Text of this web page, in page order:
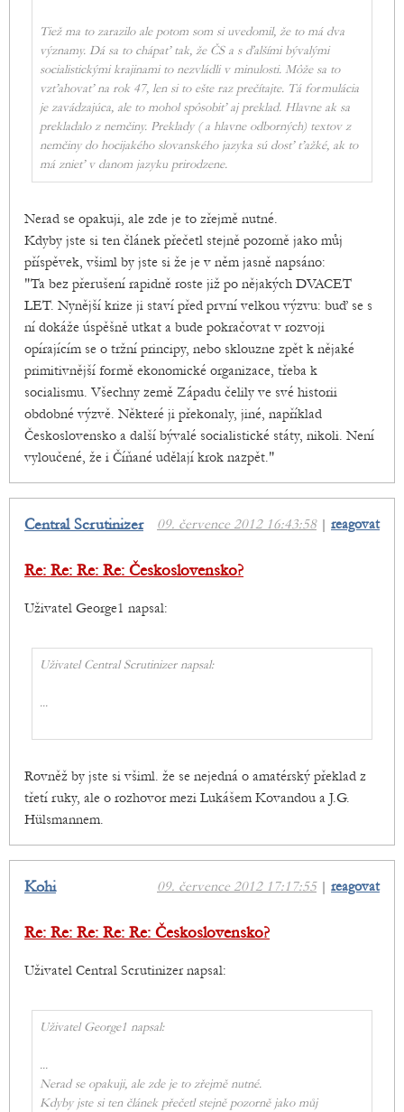
Tiež ma to zarazilo ale potom som si uvedomil, že to má dva
významy. Dá sa to chápať tak, že ČS a s ďalšími bývalými
socialistickými krajinami to nezvládli v minulosti. Môže sa to
vzťahovať na rok 47, len si to ešte raz prečítajte. Tá formulácia
je zavádzajúca, ale to mohol spôsobiť aj preklad. Hlavne ak sa
prekladalo z nemčiny. Preklady ( a hlavne odborných) textov z
nemčiny do hocijakého slovanského jazyka sú dosť ťažké, ak to
má znieť v danom jazyku prirodzene.
Nerad se opakuji, ale zde je to zřejmě nutné.
Kdyby jste si ten článek přečetl stejně pozorně jako můj
příspěvek, všiml by jste si že je v něm jasně napsáno:
"Ta bez přerušení rapidně roste již po nějakých DVACET
LET. Nynější krize ji staví před první velkou výzvu: buď se s
ní dokáže úspěšně utkat a bude pokračovat v rozvoji
opírajícím se o tržní principy, nebo sklouzne zpět k nějaké
primitivnější formě ekonomické organizace, třeba k
socialismu. Všechny země Západu čelily ve své historii
obdobné výzvě. Některé ji překonaly, jiné, například
Československo a další bývalé socialistické státy, nikoli. Není
vyloučené, že i Číňané udělají krok nazpět."
09. července 2012 16:43:58| reagovat
Central Scrutinizer
Re: Re: Re: Re: Československo?
Uživatel George1 napsal:
Uživatel Central Scrutinizer napsal:
...
Rovněž by jste si všiml. že se nejedná o amatérský překlad z
třetí ruky, ale o rozhovor mezi Lukášem Kovandou a J.G.
Hülsmannem.
09. července 2012 17:17:55| reagovat
Kohi
Re: Re: Re: Re: Re: Československo?
Uživatel Central Scrutinizer napsal:
Uživatel George1 napsal:
...
Nerad se opakuji, ale zde je to zřejmě nutné.
Kdyby jste si ten článek přečetl stejně pozorně jako můj